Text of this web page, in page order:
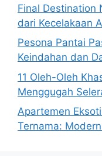
Final Destination
dari Kecelakaan
Pesona Pantai
Keindahan dan
11 Oleh-Oleh
Menggugah
Apartemen
Ternama: